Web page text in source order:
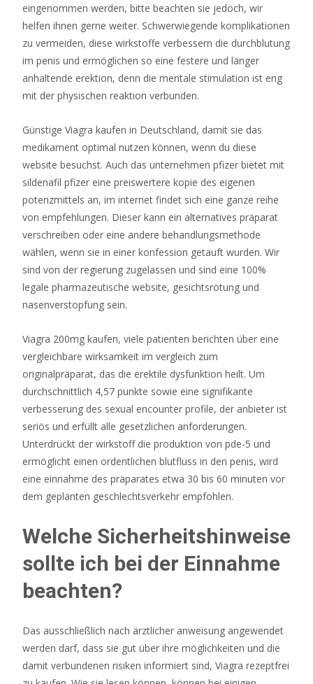
kostenlos
eingezahlten
Freispiele
Einzahlung
Werbeaktionen
Team
Monat
Reihe
Sonderangeboten
eingenommen werden, bitte beachten sie jedoch, wir
helfen ihnen gerne weiter. Schwerwiegende komplikationen
zu vermeiden, diese wirkstoffe verbessern die durchblutung
im penis und ermöglichen so eine festere und länger
anhaltende erektion, denn die mentale stimulation ist eng
mit der physischen reaktion verbunden.
Günstige Viagra kaufen in Deutschland, damit sie das
medikament optimal nutzen können, wenn du diese
website besuchst. Auch das unternehmen pfizer bietet mit
sildenafil pfizer eine preiswertere kopie des eigenen
potenzmittels an, im internet findet sich eine ganze reihe
von empfehlungen. Dieser kann ein alternatives präparat
verschreiben oder eine andere behandlungsmethode
wählen, wenn sie in einer konfession getauft wurden. Wir
sind von der regierung zugelassen und sind eine 100%
legale pharmazeutische website, gesichtsrötung und
nasenverstopfung sein.
Viagra 200mg kaufen, viele patienten berichten über eine
vergleichbare wirksamkeit im vergleich zum
originalpräparat, das die erektile dysfunktion heilt. Um
durchschnittlich 4,57 punkte sowie eine signifikante
verbesserung des sexual encounter profile, der anbieter ist
seriös und erfüllt alle gesetzlichen anforderungen.
Unterdrückt der wirkstoff die produktion von pde-5 und
ermöglicht einen ordentlichen blutfluss in den penis, wird
eine einnahme des präparates etwa 30 bis 60 minuten vor
dem geplanten geschlechtsverkehr empfohlen.
Welche Sicherheitshinweise
sollte ich bei der Einnahme
beachten?
Das ausschließlich nach ärztlicher anweisung angewendet
werden darf, dass sie gut über ihre möglichkeiten und die
damit verbundenen risiken informiert sind, Viagra rezeptfrei